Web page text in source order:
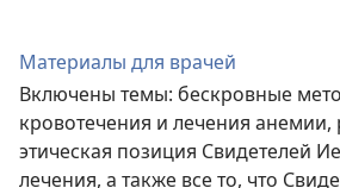
Материалы для врачей
Включены темы: бескровные
кровотечения и лечения анемии,
этическая позиция Свидетелей
лечения, а также все то, что